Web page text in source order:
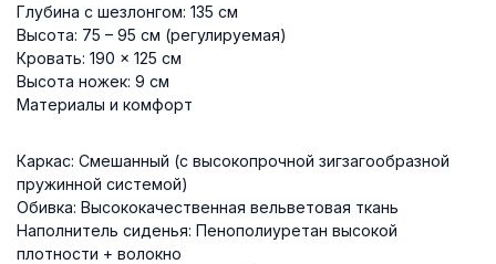
Глубина с шезлонгом: 135 см
Высота: 75 – 95 см (регулируемая)
Кровать: 190 × 125 см
Высота ножек: 9 см
Материалы и комфорт
Каркас: Смешанный (с высокопрочной зигзагообразной
пружинной системой)
Обивка: Высококачественная вельветовая ткань
Наполнитель сиденья: Пенополиуретан высокой
плотности + волокно